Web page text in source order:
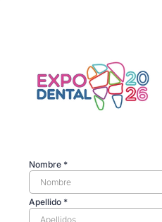
Nombre *
Apellido *